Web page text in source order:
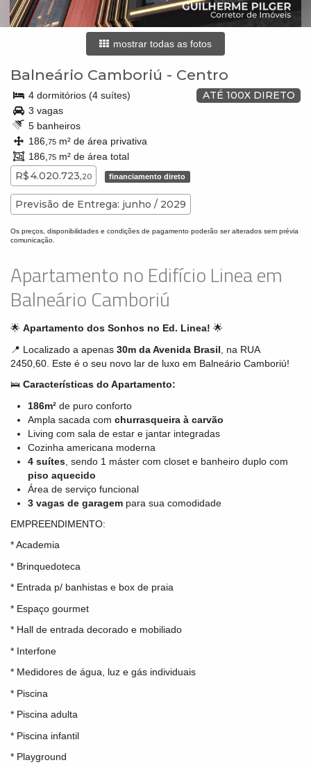
mostrar todas as fotos
Balneário Camboriú - Centro
ATÉ 100X DIRETO
4 dormitórios (4 suítes)
3 vagas
5 banheiros
186, 75 m² de área privativa
186, 75 m² de área total
R$ 4.020.723,20 financiamento direto
Previsão de Entrega: junho / 2029
Os preços, disponibilidades e condições de pagamento poderão ser alterados sem prévia
comunicação.
Apartamento no Edifício Linea em
Balneário Camboriú
🌟 Apartamento dos Sonhos no Ed. Linea! 🌟
📍 Localizado a apenas 30m da Avenida Brasil , na RUA
2450,60. Este é o seu novo lar de luxo em Balneário Camboriú!
🛌 Características do Apartamento:
186m² de puro conforto
Ampla sacada com churrasqueira à carvão
Living com sala de estar e jantar integradas
Cozinha americana moderna
4 suítes , sendo 1 máster com closet e banheiro duplo com
piso aquecido
Área de serviço funcional
3 vagas de garagem para sua comodidade
EMPREENDIMENTO:
* Academia
* Brinquedoteca
* Entrada p/ banhistas e box de praia
* Espaço gourmet
* Hall de entrada decorado e mobiliado
* Interfone
* Medidores de água, luz e gás individuais
* Piscina
* Piscina adulta
* Piscina infantil
* Playground